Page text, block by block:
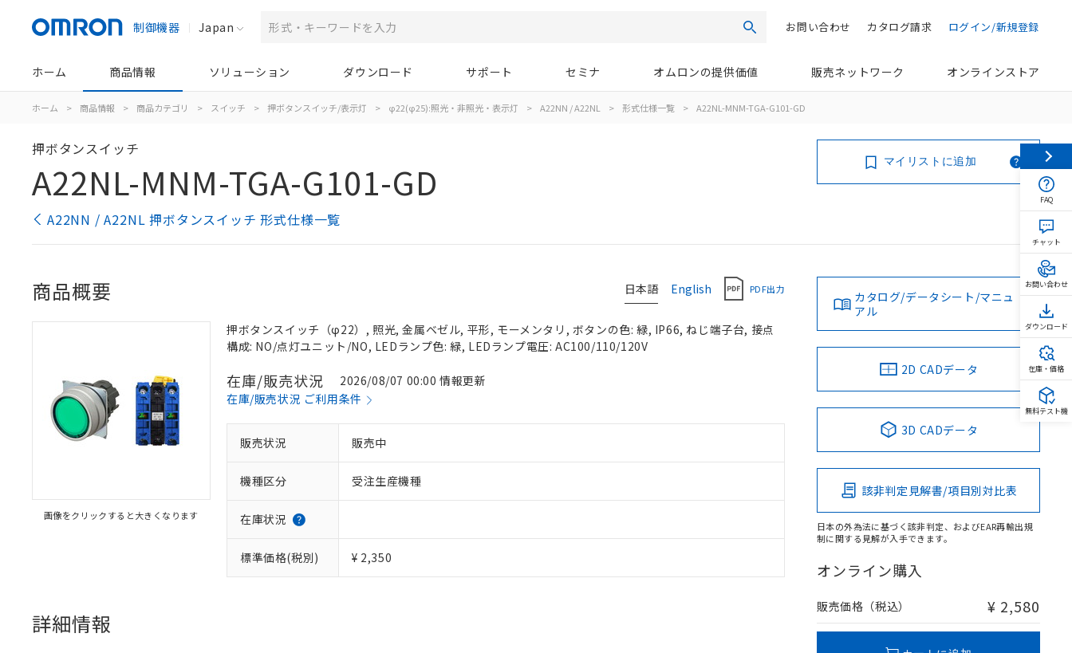
制御機器 Japan 検索 ログイン/新規登録
カタログ請求
お問い合わせ
ホーム 商品情報 ソリューション ダウンロード サポート セミナ オムロンの提供価値 販売ネットワーク オンラインストア
ホーム > 商品情報 > 商品カテゴリ > スイッチ > 押ボタンスイッチ/表示灯 > φ22(φ25):照光・非照光・表示灯 > A22NN / A22NL > 形式仕様一覧 > A22NL-MNM-TGA-G101-GD
押ボタンスイッチ
A22NL-MNM-TGA-G101-GD
A22NN / A22NL 押ボタンスイッチ 形式仕様一覧
マイリストに追加
日本語 English PDF出力
商品概要
画像をクリックすると大きくなります
押ボタンスイッチ（φ22）, 照光, 金属ベゼル, 平形, モーメンタリ, ボタンの色: 緑, IP66, ねじ端子台, 接点
構成: NO/点灯ユニット/NO, LEDランプ色: 緑, LEDランプ電圧: AC100/110/120V
在庫/販売状況
2026/08/07 00:00 情報更新
在庫/販売状況 ご利用条件
販売状況 販売中
機種区分 受注生産機種
在庫状況
標準価格(税別) ¥ 2,350
詳細情報
カタログ/データシート/マニュ
アル
2D CADデータ
3D CADデータ
該非判定見解書/項目別対比表
日本の外為法に基づく該非判定、およびEAR再輸出規
制に関する見解が入手できます。
オンライン購入
販売価格（税込） ¥ 2,580
FAQ
チャット
お問い合わせ
ダウンロード
在庫・価格
無料テスト機